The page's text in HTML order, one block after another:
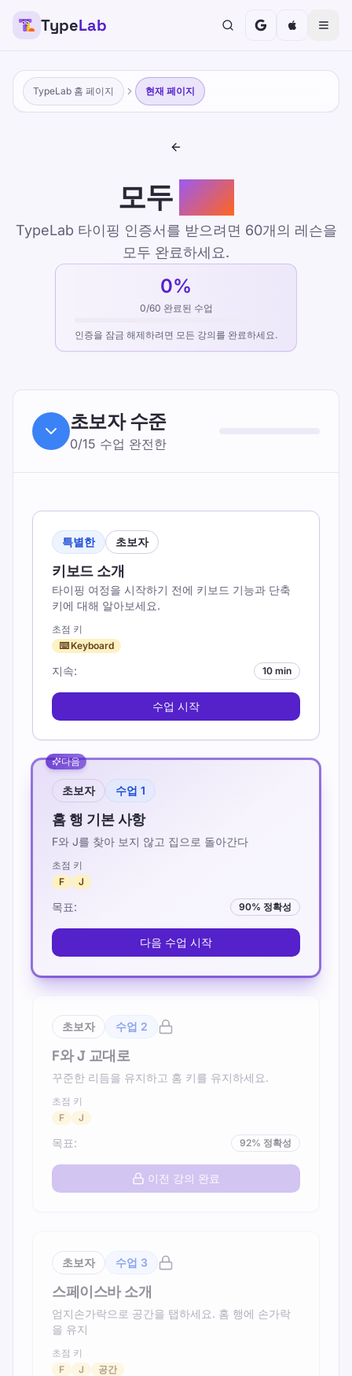
TypeLab
TypeLab 홈 페이지 현재 페이지
모두수업
TypeLab 타이핑 인증서를 받으려면 60개의 레슨을
모두 완료하세요.
0%
0/60 완료된 수업
인증을 잠금 해제하려면 모든 강의를 완료하세요.
초보자 수준
0/15 수업 완전한
특별한 초보자
키보드 소개
타이핑 여정을 시작하기 전에 키보드 기능과 단축
키에 대해 알아보세요.
초점 키
⌨️ Keyboard
지속: 10 min
수업 시작
다음
초보자 수업 1
홈 행 기본 사항
F와 J를 찾아 보지 않고 집으로 돌아간다
초점 키
F
J
목표: 90% 정확성
다음 수업 시작
초보자 수업 2
F와 J 교대로
꾸준한 리듬을 유지하고 홈 키를 유지하세요.
초점 키
F
J
목표: 92% 정확성
이전 강의 완료
초보자 수업 3
스페이스바 소개
엄지손가락으로 공간을 탭하세요. 홈 행에 손가락
을 유지
초점 키
F
J 공간